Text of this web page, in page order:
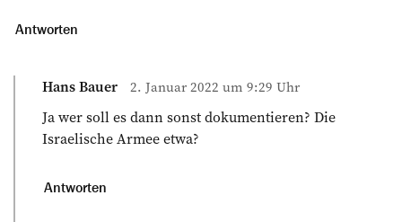
Antworten
Hans Bauer 2. Januar 2022 um 9:29 Uhr
Ja wer soll es dann sonst dokumentieren? Die
Israelische Armee etwa?
Antworten